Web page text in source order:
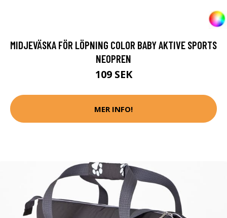
MIDJEVÄSKA FÖR LÖPNING COLOR BABY AKTIVE SPORTS
NEOPREN
109 SEK
MER INFO!